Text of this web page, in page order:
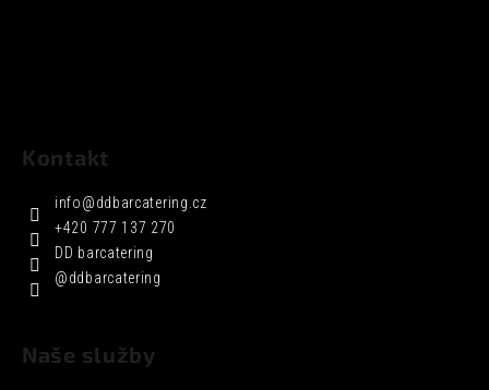
Kontakt
info@ddbarcatering.cz
+420 777 137 270
DD barcatering
@ddbarcatering
Naše služby